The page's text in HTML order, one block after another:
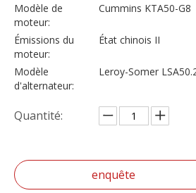
Modèle de
moteur:
Cummins KTA50-G8
Émissions du
moteur:
État chinois II
Modèle
d'alternateur:
Leroy-Somer
Quantité:
enquête